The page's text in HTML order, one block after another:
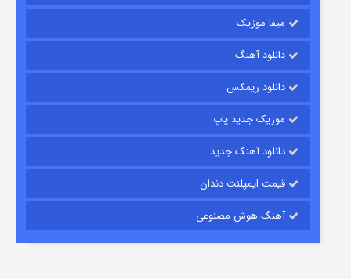
قسمت15 (دوبله) منتشر شد
میفا موزیک
دانلود آهنگ
دانلود ریمکس
موزیک جدید پاپ
دانلود آهنگ جدید
قیمت ایمپلنت دندان
آهنگ هوش مصنوعی